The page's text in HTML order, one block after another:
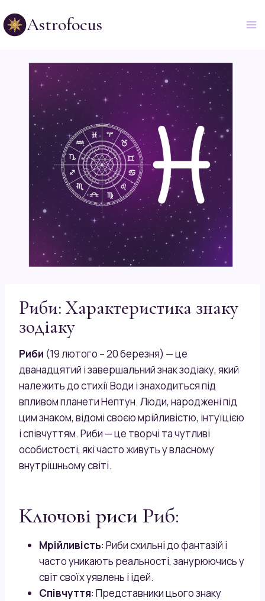
Astrofocus
Риби: Характеристика знаку
зодіаку
Риби (19 лютого – 20 березня) — це
дванадцятий і завершальний знак зодіаку, який
належить до стихії Води і знаходиться під
впливом планети Нептун. Люди, народжені під
цим знаком, відомі своєю мрійливістю, інтуїцією
і співчуттям. Риби — це творчі та чутливі
особистості, які часто живуть у власному
внутрішньому світі.
Ключові риси Риб:
Мрійливість: Риби схильні до фантазій і
часто уникають реальності, занурюючись у
світ своїх уявлень і ідей.
Співчуття: Представники цього знаку